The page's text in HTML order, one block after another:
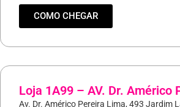
COMO CHEGAR
Loja 1A99 – AV. Dr. Américo
Av. Dr. Américo Pereira Lima, 493 Jardim